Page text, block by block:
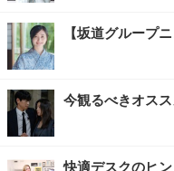
【坂道グループ
今観るべきオス
快適デスクのヒ